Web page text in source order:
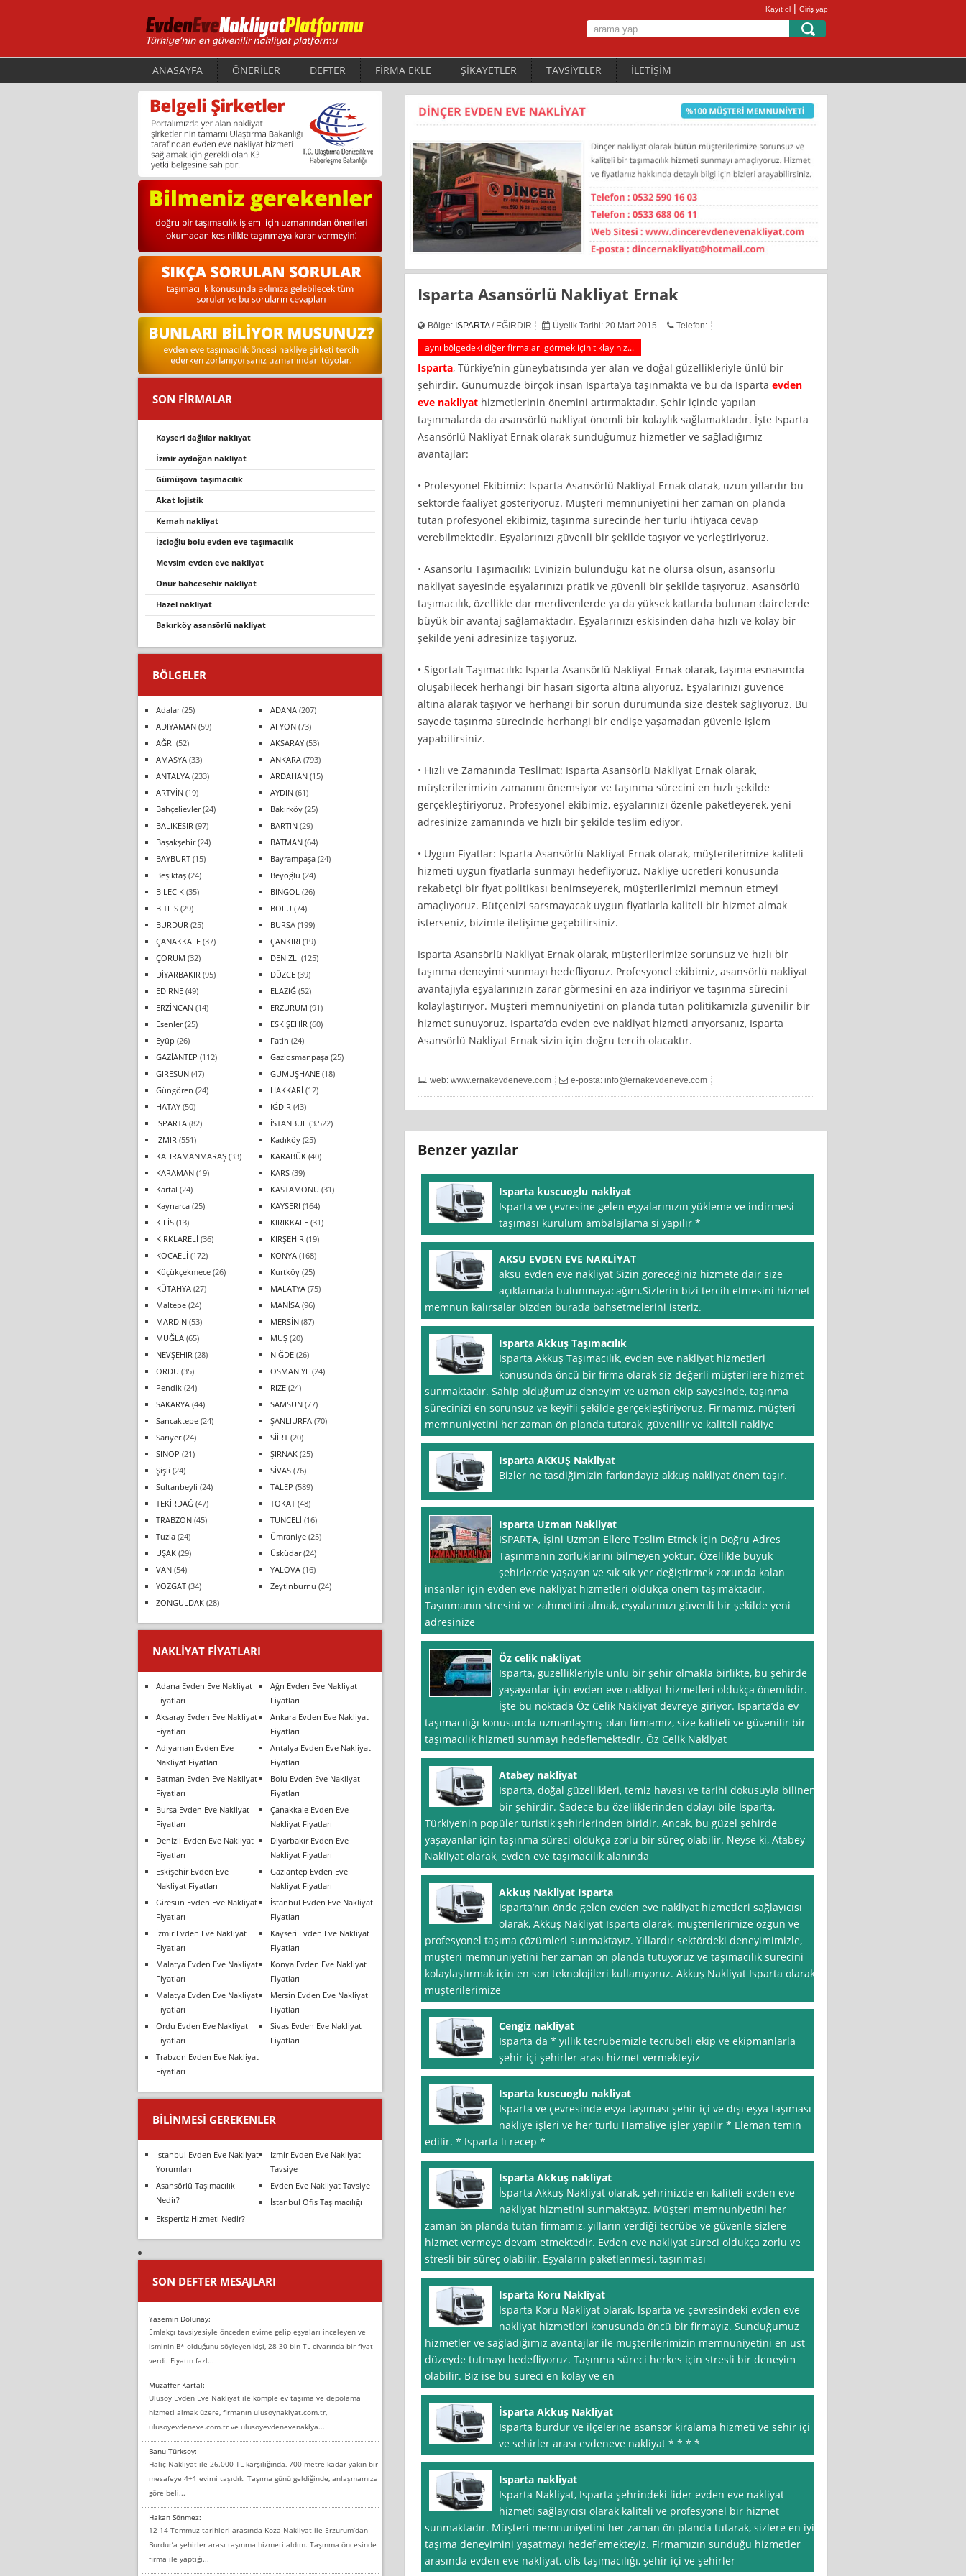
Kayıt ol | Giriş yap
ANASAYFA ÖNERİLER DEFTER FİRMA EKLE ŞİKAYETLER TAVSİYELER İLETİŞİM
Isparta Asansörlü Nakliyat Ernak
Bölge: ISPARTA/ EĞİRDİR Üyelik Tarihi: 20 Mart 2015 Telefon:
aynı bölgedeki diğer firmaları görmek için tıklayınız...
Isparta, Türkiye’nin güneybatısında yer alan ve doğal güzellikleriyle ünlü bir
şehirdir. Günümüzde birçok insan Isparta’ya taşınmakta ve bu da Isparta evden
eve nakliyathizmetlerinin önemini artırmaktadır. Şehir içinde yapılan
taşınmalarda da asansörlü nakliyat önemli bir kolaylık sağlamaktadır. İşte Isparta
Asansörlü Nakliyat Ernak olarak sunduğumuz hizmetler ve sağladığımız
avantajlar:
• Profesyonel Ekibimiz: Isparta Asansörlü Nakliyat Ernak olarak, uzun yıllardır bu
sektörde faaliyet gösteriyoruz. Müşteri memnuniyetini her zaman ön planda
tutan profesyonel ekibimiz, taşınma sürecinde her türlü ihtiyaca cevap
verebilmektedir. Eşyalarınızı güvenli bir şekilde taşıyor ve yerleştiriyoruz.
• Asansörlü Taşımacılık: Evinizin bulunduğu kat ne olursa olsun, asansörlü
nakliyat sayesinde eşyalarınızı pratik ve güvenli bir şekilde taşıyoruz. Asansörlü
taşımacılık, özellikle dar merdivenlerde ya da yüksek katlarda bulunan dairelerde
büyük bir avantaj sağlamaktadır. Eşyalarınızı eskisinden daha hızlı ve kolay bir
şekilde yeni adresinize taşıyoruz.
• Sigortalı Taşımacılık: Isparta Asansörlü Nakliyat Ernak olarak, taşıma esnasında
oluşabilecek herhangi bir hasarı sigorta altına alıyoruz. Eşyalarınızı güvence
altına alarak taşıyor ve herhangi bir sorun durumunda size destek sağlıyoruz. Bu
sayede taşınma sürecinde herhangi bir endişe yaşamadan güvenle işlem
yapabilirsiniz.
• Hızlı ve Zamanında Teslimat: Isparta Asansörlü Nakliyat Ernak olarak,
müşterilerimizin zamanını önemsiyor ve taşınma sürecini en hızlı şekilde
gerçekleştiriyoruz. Profesyonel ekibimiz, eşyalarınızı özenle paketleyerek, yeni
adresinize zamanında ve hızlı bir şekilde teslim ediyor.
• Uygun Fiyatlar: Isparta Asansörlü Nakliyat Ernak olarak, müşterilerimize kaliteli
hizmeti uygun fiyatlarla sunmayı hedefliyoruz. Nakliye ücretleri konusunda
rekabetçi bir fiyat politikası benimseyerek, müşterilerimizi memnun etmeyi
amaçlıyoruz. Bütçenizi sarsmayacak uygun fiyatlarla kaliteli bir hizmet almak
isterseniz, bizimle iletişime geçebilirsiniz.
Isparta Asansörlü Nakliyat Ernak olarak, müşterilerimize sorunsuz ve hızlı bir
taşınma deneyimi sunmayı hedefliyoruz. Profesyonel ekibimiz, asansörlü nakliyat
avantajıyla eşyalarınızın zarar görmesini en aza indiriyor ve taşınma sürecini
kolaylaştırıyor. Müşteri memnuniyetini ön planda tutan politikamızla güvenilir bir
hizmet sunuyoruz. Isparta’da evden eve nakliyat hizmeti arıyorsanız, Isparta
Asansörlü Nakliyat Ernak sizin için doğru tercih olacaktır.
web: www.ernakevdeneve.com e-posta: info@ernakevdeneve.com
Benzer yazılar
Isparta kuscuoglu nakliyat
Isparta ve çevresine gelen eşyalarınızın yükleme ve indirmesi
taşıması kurulum ambalajlama si yapılır *
AKSU EVDEN EVE NAKLİYAT
aksu evden eve nakliyat Sizin göreceğiniz hizmete dair size
açıklamada bulunmayacağım.Sizlerin bizi tercih etmesini hizmet
memnun kalırsalar bizden burada bahsetmelerini isteriz.
Isparta Akkuş Taşımacılık
Isparta Akkuş Taşımacılık, evden eve nakliyat hizmetleri
konusunda öncü bir firma olarak siz değerli müşterilere hizmet
sunmaktadır. Sahip olduğumuz deneyim ve uzman ekip sayesinde, taşınma
sürecinizi en sorunsuz ve keyifli şekilde gerçekleştiriyoruz. Firmamız, müşteri
memnuniyetini her zaman ön planda tutarak, güvenilir ve kaliteli nakliye
Isparta AKKUŞ Nakliyat
Bizler ne tasdiğimizin farkındayız akkuş nakliyat önem taşır.
Isparta Uzman Nakliyat
ISPARTA, İşini Uzman Ellere Teslim Etmek İçin Doğru Adres
Taşınmanın zorluklarını bilmeyen yoktur. Özellikle büyük
şehirlerde yaşayan ve sık sık yer değiştirmek zorunda kalan
insanlar için evden eve nakliyat hizmetleri oldukça önem taşımaktadır.
Taşınmanın stresini ve zahmetini almak, eşyalarınızı güvenli bir şekilde yeni
adresinize
Öz celik nakliyat
Isparta, güzellikleriyle ünlü bir şehir olmakla birlikte, bu şehirde
yaşayanlar için evden eve nakliyat hizmetleri oldukça önemlidir.
İşte bu noktada Öz Celik Nakliyat devreye giriyor. Isparta’da ev
taşımacılığı konusunda uzmanlaşmış olan firmamız, size kaliteli ve güvenilir bir
taşımacılık hizmeti sunmayı hedeflemektedir. Öz Celik Nakliyat
Atabey nakliyat
Isparta, doğal güzellikleri, temiz havası ve tarihi dokusuyla bilinen
bir şehirdir. Sadece bu özelliklerinden dolayı bile Isparta,
Türkiye’nin popüler turistik şehirlerinden biridir. Ancak, bu güzel şehirde
yaşayanlar için taşınma süreci oldukça zorlu bir süreç olabilir. Neyse ki, Atabey
Nakliyat olarak, evden eve taşımacılık alanında
Akkuş Nakliyat Isparta
Isparta‘nın önde gelen evden eve nakliyat hizmetleri sağlayıcısı
olarak, Akkuş Nakliyat Isparta olarak, müşterilerimize özgün ve
profesyonel taşıma çözümleri sunmaktayız. Yıllardır sektördeki deneyimimizle,
müşteri memnuniyetini her zaman ön planda tutuyoruz ve taşımacılık sürecini
kolaylaştırmak için en son teknolojileri kullanıyoruz. Akkuş Nakliyat Isparta olarak,
müşterilerimize
Cengiz nakliyat
Isparta da * yıllık tecrubemizle tecrübeli ekip ve ekipmanlarla
şehir içi şehirler arası hizmet vermekteyiz
Isparta kuscuoglu nakliyat
Isparta ve çevresinde esya taşıması şehir içi ve dışı eşya taşıması
nakliye işleri ve her türlü Hamaliye işler yapılır * Eleman temin
edilir. * Isparta lı recep *
Isparta Akkuş nakliyat
İsparta Akkuş Nakliyat olarak, şehrinizde en kaliteli evden eve
nakliyat hizmetini sunmaktayız. Müşteri memnuniyetini her
zaman ön planda tutan firmamız, yılların verdiği tecrübe ve güvenle sizlere
hizmet vermeye devam etmektedir. Evden eve nakliyat süreci oldukça zorlu ve
stresli bir süreç olabilir. Eşyaların paketlenmesi, taşınması
Isparta Koru Nakliyat
Isparta Koru Nakliyat olarak, Isparta ve çevresindeki evden eve
nakliyat hizmetleri konusunda öncü bir firmayız. Sunduğumuz
hizmetler ve sağladığımız avantajlar ile müşterilerimizin memnuniyetini en üst
düzeyde tutmayı hedefliyoruz. Taşınma süreci herkes için stresli bir deneyim
olabilir. Biz ise bu süreci en kolay ve en
İsparta Akkuş Nakliyat
Isparta burdur ve ilçelerine asansör kiralama hizmeti ve sehir içi
ve sehirler arası evdeneve nakliyat * * * *
Isparta nakliyat
Isparta Nakliyat, Isparta şehrindeki lider evden eve nakliyat
hizmeti sağlayıcısı olarak kaliteli ve profesyonel bir hizmet
sunmaktadır. Müşteri memnuniyetini her zaman ön planda tutarak, sizlere en iyi
taşıma deneyimini yaşatmayı hedeflemekteyiz. Firmamızın sunduğu hizmetler
arasında evden eve nakliyat, ofis taşımacılığı, şehir içi ve şehirler
SON FİRMALAR
kayseri̇ dağlilar nakliyat
i̇zmir aydoğan nakliyat
gümüşova taşimacilik
akat loji̇sti̇k
kemah nakliyat
i̇zci̇oğlu bolu evden eve taşimacilik
mevsim evden eve nakliyat
onur bahcesehir nakliyat
hazel nakliyat
bakırköy asansörlü nakliyat
BÖLGELER
Adalar(25) ADANA (207)
ADIYAMAN (59) AFYON (73)
AĞRI (52) AKSARAY (53)
AMASYA (33) ANKARA (793)
ANTALYA (233) ARDAHAN (15)
ARTVİN (19) AYDIN (61)
Bahçelievler(24) Bakırköy (25)
BALIKESİR (97) BARTIN (29)
Başakşehir(24) BATMAN (64)
BAYBURT (15) Bayrampaşa (24)
Beşiktaş (24) Beyoğlu (24)
BİLECİK (35) BİNGÖL (26)
BİTLİS (29) BOLU (74)
BURDUR (25) BURSA (199)
ÇANAKKALE (37) ÇANKIRI (19)
ÇORUM (32) DENİZLİ (125)
DİYARBAKIR (95) DÜZCE (39)
EDİRNE (49) ELAZIĞ (52)
ERZİNCAN (14) ERZURUM (91)
Esenler(25) ESKİŞEHİR (60)
Eyüp (26) Fatih (24)
GAZİANTEP (112) Gaziosmanpaşa (25)
GİRESUN (47) GÜMÜŞHANE (18)
Güngören (24) HAKKARİ (12)
HATAY (50) IĞDIR (43)
ISPARTA (82) İSTANBUL (3.522)
İZMİR (551) Kadıköy (25)
KAHRAMANMARAŞ (33) KARABÜK (40)
KARAMAN (19) KARS (39)
Kartal (24) KASTAMONU (31)
Kaynarca (25) KAYSERİ (164)
KİLİS (13) KIRIKKALE (31)
KIRKLARELİ (36) KIRŞEHİR (19)
KOCAELİ (172) KONYA (168)
Küçükçekmece (26) Kurtköy (25)
KÜTAHYA (27) MALATYA (75)
Maltepe (24) MANİSA (96)
MARDİN (53) MERSİN (87)
MUĞLA (65) MUŞ (20)
NEVŞEHİR (28) NİĞDE (26)
ORDU (35) OSMANİYE (24)
Pendik (24) RİZE (24)
SAKARYA (44) SAMSUN (77)
Sancaktepe (24) ŞANLIURFA (70)
Sarıyer(24) SİİRT (20)
SİNOP (21) ŞIRNAK (25)
Şişli (24) SİVAS (76)
Sultanbeyli (24) TALEP (589)
TEKİRDAĞ (47) TOKAT (48)
TRABZON (45) TUNCELİ (16)
Tuzla (24) Ümraniye (25)
UŞAK (29) Üsküdar(24)
VAN (54) YALOVA (16)
YOZGAT (34) Zeytinburnu (24)
ZONGULDAK (28)
NAKLIYAT FIYATLARI
Adana Evden Eve Nakliyat
Fiyatları
Ağrı Evden Eve Nakliyat
Fiyatları
Aksaray Evden Eve Nakliyat
Fiyatları
Ankara Evden Eve Nakliyat
Fiyatları
Adıyaman Evden Eve
Nakliyat Fiyatları
Antalya Evden Eve Nakliyat
Fiyatları
Batman Evden Eve Nakliyat
Fiyatları
Bolu Evden Eve Nakliyat
Fiyatları
Bursa Evden Eve Nakliyat
Fiyatları
Çanakkale Evden Eve
Nakliyat Fiyatları
Denizli Evden Eve Nakliyat
Fiyatları
Diyarbakır Evden Eve
Nakliyat Fiyatları
Eskişehir Evden Eve
Nakliyat Fiyatları
Gaziantep Evden Eve
Nakliyat Fiyatları
Giresun Evden Eve Nakliyat
Fiyatları
İstanbul Evden Eve Nakliyat
Fiyatları
İzmir Evden Eve Nakliyat
Fiyatları
Kayseri Evden Eve Nakliyat
Fiyatları
Malatya Evden Eve Nakliyat
Fiyatları
Konya Evden Eve Nakliyat
Fiyatları
Malatya Evden Eve Nakliyat
Fiyatları
Mersin Evden Eve Nakliyat
Fiyatları
Ordu Evden Eve Nakliyat
Fiyatları
Sivas Evden Eve Nakliyat
Fiyatları
Trabzon Evden Eve Nakliyat
Fiyatları
BILINMESI GEREKENLER
İstanbul Evden Eve Nakliyat
Yorumları
İzmir Evden Eve Nakliyat
Tavsiye
Asansörlü Taşımacılık
Nedir?
Evden Eve Nakliyat Tavsiye
İstanbul Ofis Taşımacılığı
Ekspertiz Hizmeti Nedir?
SON DEFTER MESAJLARI
Yasemin Dolunay:
Emlakçı tavsiyesiyle önceden evime gelip eşyaları inceleyen ve
isminin B* olduğunu söyleyen kişi, 28-30 bin TL civarında bir fiyat
verdi. Fiyatın fazl...
Muzaffer Kartal:
Ulusoy Evden Eve Nakliyat ile komple ev taşıma ve depolama
hizmeti almak üzere, firmanın ulusoynaklyat.com.tr,
ulusoyevdeneve.com.tr ve ulusoyevdenevenaklya...
Banu Türksoy:
Haliç Nakliyat ile 26.000 TL karşılığında, 700 metre kadar yakın bir
mesafeye 4+1 evimi taşıdık. Taşıma günü geldiğinde, anlaşmamıza
göre beli...
Hakan Sönmez:
12-14 Temmuz tarihleri arasında Koza Nakliyat ile Erzurum’dan
Burdur’a şehirler arası taşınma hizmeti aldım. Taşınma öncesinde
firma ile yaptığı...